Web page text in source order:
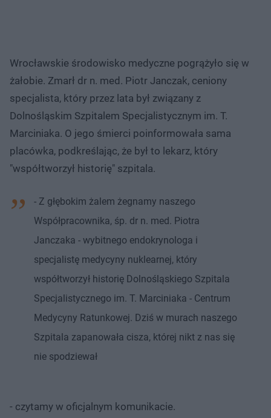
Wrocławskie środowisko medyczne pogrążyło się w
żałobie. Zmarł dr n. med. Piotr Janczak, ceniony
specjalista, który przez lata był związany z
Dolnośląskim Szpitalem Specjalistycznym im. T.
Marciniaka. O jego śmierci poinformowała sama
placówka, podkreślając, że był to lekarz, który
"współtworzył historię" szpitala.
- Z głębokim żalem żegnamy naszego
Współpracownika, śp. dr n. med. Piotra
Janczaka - wybitnego endokrynologa i
specjalistę medycyny nuklearnej, który
współtworzył historię Dolnośląskiego Szpitala
Specjalistycznego im. T. Marciniaka - Centrum
Medycyny Ratunkowej. Dziś w murach naszego
Szpitala zapanowała cisza, której nikt z nas się
nie spodziewał
- czytamy w oficjalnym komunikacie.